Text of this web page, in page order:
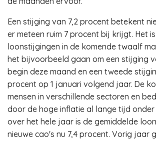
Een stijging van 7,2 procent betekent
er meteen ruim 7 procent bij krijgt. Het
loonstijgingen in de komende twaalf
het bijvoorbeeld gaan om een stijging
begin deze maand en een tweede
procent op 1 januari volgend jaar. De
mensen in verschillende sectoren en
door de hoge inflatie al lange tijd onder
over het hele jaar is de gemiddelde
nieuwe cao's nu 7,4 procent. Vorig jaar